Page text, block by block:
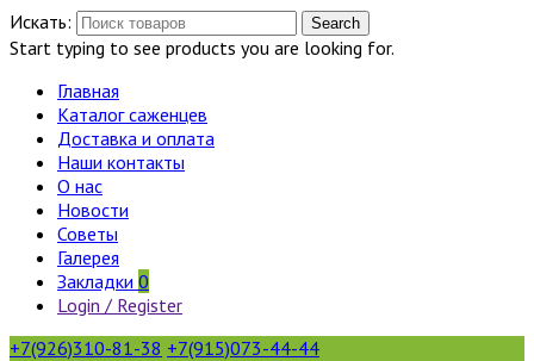
Искать: Search
Start typing to see products you are looking for.
Главная
Каталог саженцев
Доставка и оплата
Наши контакты
О нас
Новости
Советы
Галерея
Закладки 0
Login / Register
+7(926)310-81-38 +7(915)073-44-44